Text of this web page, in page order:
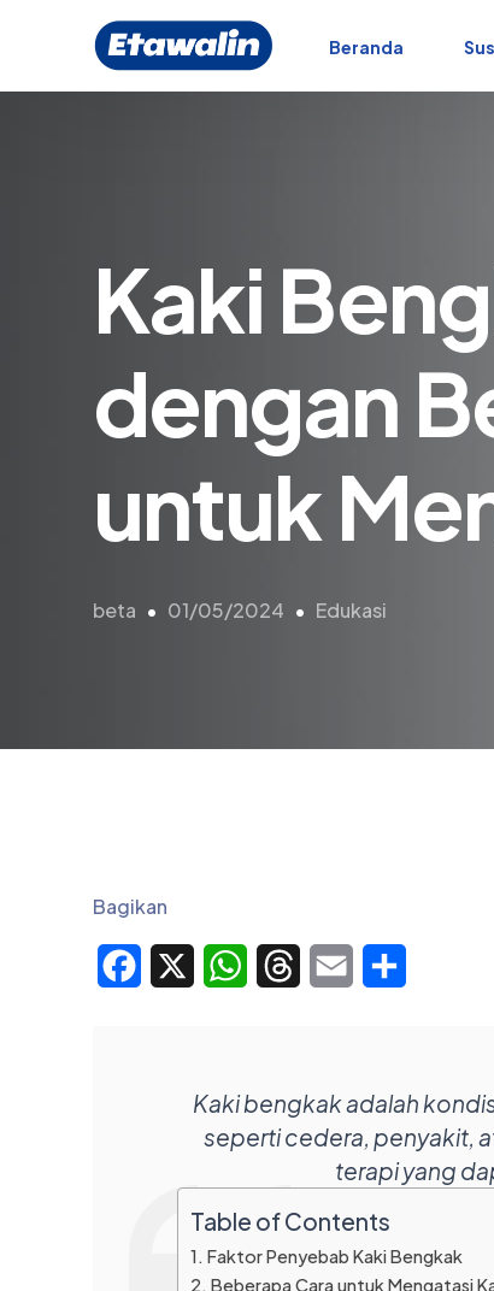
Beranda
Kaki
dengan
untuk
beta 01/05/2024 Edukasi
Bagikan
Facebook WhatsAppThreadsEmail
Kaki bengkak adalah
seperti cedera, penyakit,
terapi yang
Table of Contents
Faktor Penyebab Kaki Bengkak
Beberapa Cara untuk Mengatasi